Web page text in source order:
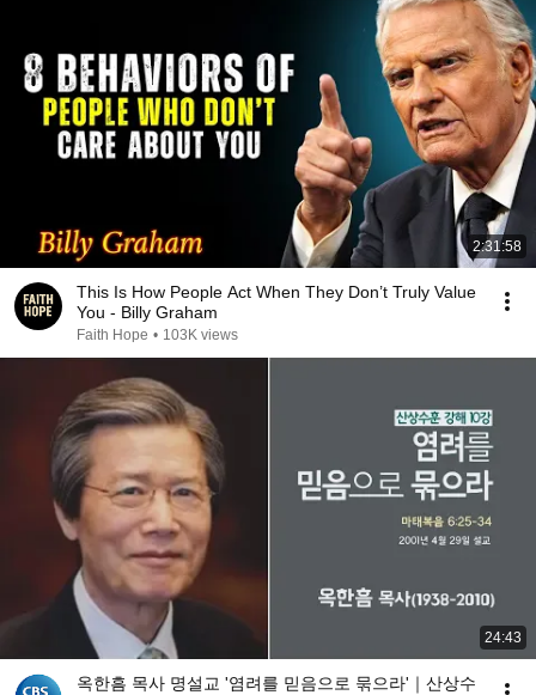
2:31:58
This Is How People Act When They Don’t Truly Value
You - Billy Graham
Faith Hope • 103K views
24:43
옥한흠 목사 명설교 '염려를 믿음으로 묶으라'｜산상수